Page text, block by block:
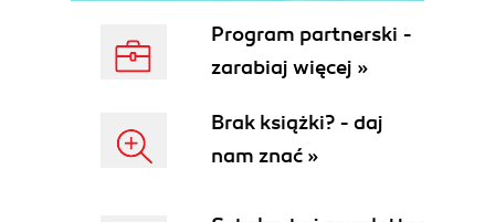
Dodge (Rozjaśnianie) (88)
Dopasowanie nasycenia za pomocą narzędzia
Stosowanie filtru Unsharp Mask (Maska
wyostrzająca) (90)
Porównanie efektów korekty ręcznej i
Program partnerski -
zarabiaj więcej »
Brak książki? - daj
nam znać »